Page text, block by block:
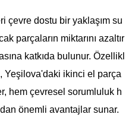
çevre dostu bir yaklaşım su
parçaların miktarını azaltır
katkıda bulunur. Özellikl
Yeşilova'daki ikinci el parça
hem çevresel sorumluluk h
önemli avantajlar sunar.